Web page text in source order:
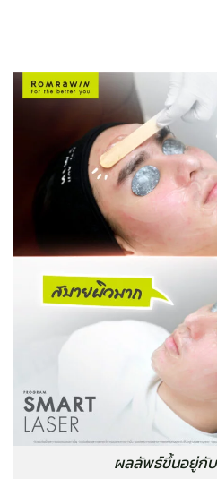
ผลลัพธ์ขึ้นอยู่กั